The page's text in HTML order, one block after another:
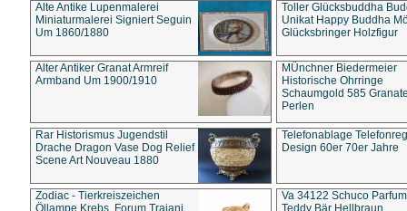
Alte Antike Lupenmalerei
Miniaturmalerei Signiert Seguin
Um 1860/1880
Toller Glücksbuddha
Unikat Happy Buddha
Glücksbringer Holzfigur
Alter Antiker Granat Armreif
Armband Um 1900/1910
MÜnchner Biedermeier
Historische Ohrringe
Schaumgold 585
Perlen
Rar Historismus Jugendstil
Drache Dragon Vase Dog Relief
Scene Art Nouveau 1880
Telefonablage
Design 60er 70er Jahre
Zodiac - Tierkreiszeichen
Öllampe Krebs, Forum Traiani,
Va 34122 Schuco
Teddy Bär Hellbraun